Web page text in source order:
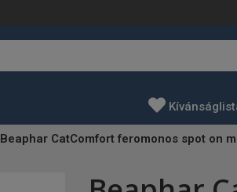
Beaphar CatComfort feromonos spot on